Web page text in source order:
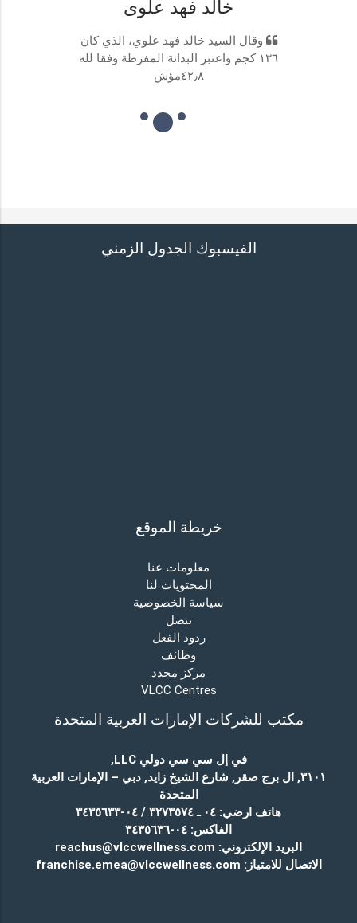
خالد فهد علوى
وقال السيد خالد فهد علوي، الذي كان
١٣٦ كجم واعتبر البدانة المفرطة وفقا لله
٤٢٫٨مؤش
الفيسبوك الجدول الزمني
خريطة الموقع
معلومات عنا
المحتويات لنا
سياسة الخصوصية
تنصل
ردود الفعل
وظائف
مركز محدد
VLCC Centres
مكتب للشركات الإمارات العربية المتحدة
في إل سي سي دولي LLC
,
٣١٠١, ال برج صقر, شارع الشيخ زايد, دبي – الإمارات العربية
المتحدة
هاتف ارضي:
الفاكس:
البريد الإلكتروني:
الاتصال للامتياز: